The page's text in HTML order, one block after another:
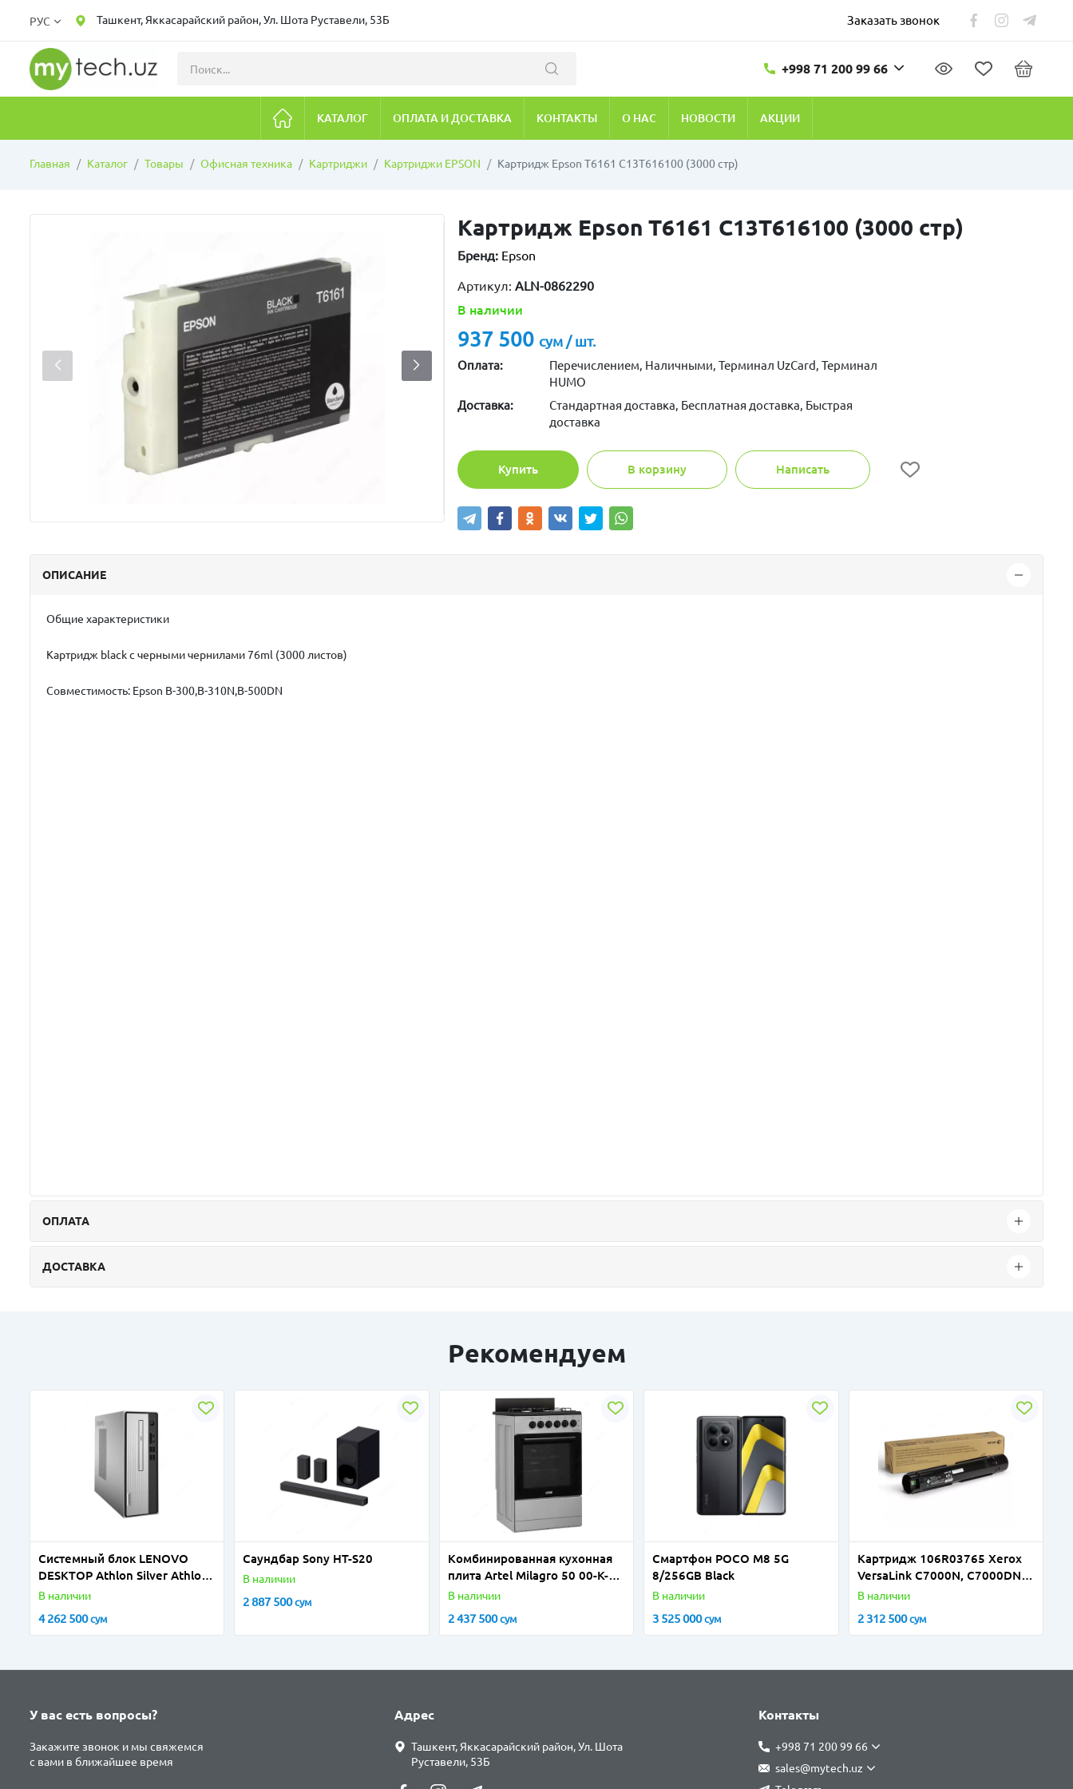
РУС Ташкент, Яккасарайский район, Ул. Шота Руставели, 53Б Заказать звонок
+998 71 200 99 66
КАТАЛОГ ОПЛАТА И ДОСТАВКА КОНТАКТЫ О НАС НОВОСТИ АКЦИИ
Главная Каталог Товары Офисная техника Картриджи Картриджи EPSON Картридж Epson T6161 C13T616100 (3000 стр)
Картридж Epson T6161 C13T616100 (3000 стр)
Бренд: Epson
Артикул: ALN-0862290
В наличии
937 500 сум / шт.
Оплата:
Перечислением, Наличными, Терминал UzCard, Терминал
HUMO
Доставка:
Стандартная доставка, Бесплатная доставка, Быстрая
доставка
Купить В корзину Написать
ОПИСАНИЕ
Общие характеристики
Картридж black с черными чернилами 76ml (3000 листов)
Совместимость: Epson B-300,B-310N,B-500DN
ОПЛАТА
ДОСТАВКА
Рекомендуем
Системный блок LENOVO
DESKTOP Athlon Silver Athlon
Silver 3050U 8GB 1000GB
В наличии
4 262 500сум
Саундбар Sony HT-S20
В наличии
2 887 500сум
Комбинированная кухонная
плита Artel Milagro 50 00-K-
BR/IN
В наличии
2 437 500сум
Смартфон POCO M8 5G
8/256GB Black
В наличии
3 525 000сум
Картридж 106R03765 Xerox
VersaLink C7000N, C7000DN
(10700 стр)
В наличии
2 312 500сум
У вас есть вопросы?
Закажите звонок и мы свяжемся
с вами в ближайшее время
Адрес
Ташкент, Яккасарайский район, Ул. Шота
Руставели, 53Б
Контакты
+998 71 200 99 66
sales@mytech.uz